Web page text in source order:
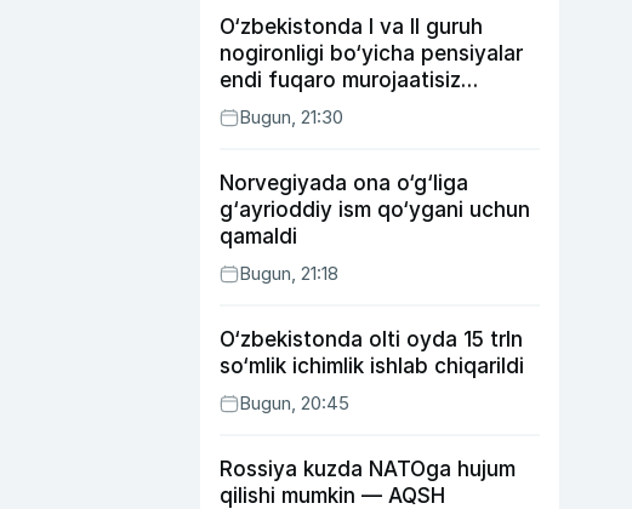
O‘zbekistonda I va II guruh
nogironligi bo‘yicha pensiyalar
endi fuqaro murojaatisiz
tayinlanishi mumkin
Bugun, 21:30
Norvegiyada ona o‘g‘liga
g‘ayrioddiy ism qo‘ygani uchun
qamaldi
Bugun, 21:18
O‘zbekistonda olti oyda 15 trln
so‘mlik ichimlik ishlab chiqarildi
Bugun, 20:45
Rossiya kuzda NATOga hujum
qilishi mumkin — AQSH